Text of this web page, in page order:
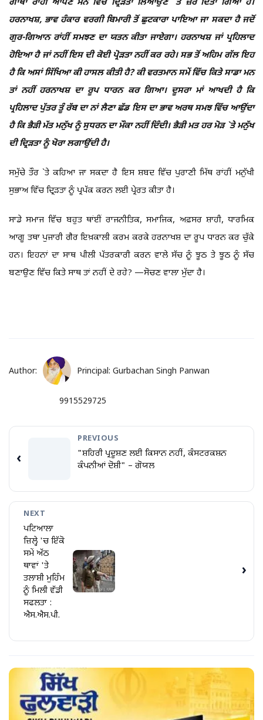
ਗਾਥਾ ਰਾਂਹੀਂ ਆਪਣੇ ਮਨ ਵਿੱਚ ਦ੍ਰਿੜਤਾ ਲਿਆਉਣ `ਤੇ ਜ਼ੋਰ ਦਿੱਤਾ ਗਿਆ ਹੈ।
ਹਰਨਾਖਸ਼, ਭਾਵ ਹੰਕਾਰ ਵਰਗੀ ਬਿਮਾਰੀ ਤੋਂ ਛੁਟਕਾਰਾ ਪਾਇਆ ਜਾ ਸਕਦਾ ਹੈ ਜਦੋਂ
ਗੁਰ-ਗਿਆਨ ਰਾਂਹੀਂ ਸਮਝਣ ਦਾ ਯਤਨ ਕੀਤਾ ਜਾਏਗਾ। ਹਰਨਾਖਸ਼ ਜਾਂ ਪ੍ਰਹਿਲਾਦ
ਹੋਇਆ ਹੈ ਜਾਂ ਨਹੀਂ ਇਸ ਦੀ ਕੋਈ ਪ੍ਰੋੜਤਾ ਨਹੀਂ ਕਰ ਰਹੇ। ਸਭ ਤੋਂ ਅਹਿਮ ਗੱਲ ਇਹ
ਹੈ ਕਿ ਅਸਾਂ ਸਿੱਖਿਆ ਕੀ ਹਾਸਲ ਕੀਤੀ ਹੈ? ਕੀ ਵਰਤਮਾਨ ਸਮੇਂ ਵਿੱਚ ਕਿਤੇ ਸਾਡਾ ਮਨ
ਤਾਂ ਨਹੀਂ ਹਰਨਾਖਸ਼ ਦਾ ਰੂਪ ਧਾਰਨ ਕਰ ਗਿਆ। ਦੂਸਰਾ ਮਾਂ ਆਖਦੀ ਹੈ ਕਿ
ਪ੍ਰਹਿਲਾਦ ਪੁੱਤਰ ਤੂੰ ਰੱਬ ਦਾ ਨਾਂ ਲੈਣਾ ਛੱਡ ਇਸ ਦਾ ਭਾਵ ਅਰਥ ਸਮਝ ਵਿੱਚ ਆਉਂਦਾ
ਹੈ ਕਿ ਭੈੜੀ ਮੱਤ ਮਨੁੱਖ ਨੂੰ ਸੁਧਰਨ ਦਾ ਮੌਕਾ ਨਹੀਂ ਦਿੰਦੀ। ਭੈੜੀ ਮਤ ਹਰ ਮੋੜ `ਤੇ ਮਨੁੱਖ
ਦੀ ਦ੍ਰਿੜਤਾ ਨੂੰ ਖੋਰਾ ਲਗਾਉਂਦੀ ਹੈ।
ਸਮੁੱਚੇ ਤੌਰ `ਤੇ ਕਹਿਆ ਜਾ ਸਕਦਾ ਹੈ ਇਸ ਸ਼ਬਦ ਵਿੱਚ ਪੁਰਾਣੀ ਮਿੱਥ ਰਾਂਹੀਂ ਮਨੁੱਖੀ
ਸੁਭਾਅ ਵਿੱਚ ਦ੍ਰਿੜਤਾ ਨੂੰ ਪ੍ਰਪੱਕ ਕਰਨ ਲਈ ਪ੍ਰੇਰਤ ਕੀਤਾ ਹੈ।
ਸਾਡੇ ਸਮਾਜ ਵਿੱਚ ਬਹੁਤ ਥਾਂਈਂ ਰਾਜਨੀਤਿਕ, ਸਮਾਜਿਕ, ਅਫ਼ਸਰ ਸ਼ਾਹੀ, ਧਾਰਮਿਕ
ਆਗੂ ਤਥਾ ਪੁਜਾਰੀ ਗੈਰ ਇਖ਼ਕਾਲੀ ਕਰਮ ਕਰਕੇ ਹਰਨਾਖਸ਼ ਦਾ ਰੂਪ ਧਾਰਨ ਕਰ ਚੁੱਕੇ
ਹਨ। ਇਹਨਾਂ ਦਾ ਸਾਥ ਪੀਲੀ ਪੱਤਰਕਾਰੀ ਕਰਨ ਵਾਲੇ ਸੱਚ ਨੂੰ ਝੂਠ ਤੇ ਝੂਠ ਨੂੰ ਸੱਚ
ਬਣਾਉਣ ਵਿੱਚ ਕਿਤੇ ਸਾਥ ਤਾਂ ਨਹੀਂ ਦੇ ਰਹੇ? —ਸੋਚਣ ਵਾਲਾ ਮੁੱਦਾ ਹੈ।
Author: Principal: Gurbachan Singh Panwan
9915529725
‹
PREVIOUS
"ਸ਼ਹਿਰੀ ਪ੍ਰਦੂਸ਼ਣ ਲਈ ਕਿਸਾਨ ਨਹੀਂ, ਕੰਸਟਰਕਸ਼ਨ
ਕੰਪਨੀਆਂ ਦੋਸ਼ੀ" – ਗੋਯਲ
NEXT
ਪਟਿਆਲਾ
ਜ਼ਿਲ੍ਹੇ 'ਚ ਇੱਕੋ
ਸਮੇਂ ਅੱਠ
ਥਾਵਾਂ 'ਤੇ
ਤਲਾਸ਼ੀ ਮੁਹਿੰਮ
ਨੂੰ ਮਿਲੀ ਵੱਡੀ
ਸਫਲਤਾ :
ਐਸ.ਐਸ.ਪੀ.
›